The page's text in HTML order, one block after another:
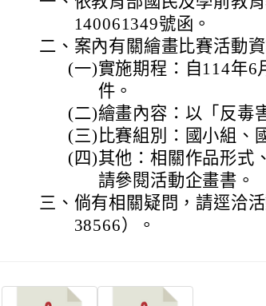
140061349號函。
二、 案內有關繪畫比賽活動
(一)實施期程：自114年6
件。
(二)繪畫內容：以「反毒
(三)比賽組別：國小組、
(四)其他：相關作品形式
請參閱活動企畫書。
三、 倘有相關疑問，請逕洽
38566）。